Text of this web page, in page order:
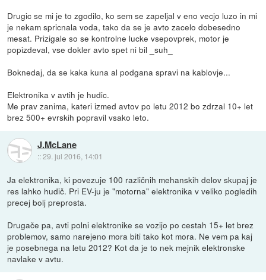
Drugic se mi je to zgodilo, ko sem se zapeljal v eno vecjo luzo in mi
je nekam spricnala voda, tako da se je avto zacelo dobesedno
mesat. Prizigale so se kontrolne lucke vsepovprek, motor je
popizdeval, vse dokler avto spet ni bil _suh_
Boknedaj, da se kaka kuna al podgana spravi na kablovje...
Elektronika v avtih je hudic.
Me prav zanima, kateri izmed avtov po letu 2012 bo zdrzal 10+ let
brez 500+ evrskih popravil vsako leto.
J.McLane
::29. jul 2016, 14:01
Ja elektronika, ki povezuje 100 različnih mehanskih delov skupaj je
res lahko hudič. Pri EV-ju je "motorna" elektronika v veliko pogledih
precej bolj preprosta.
Drugače pa, avti polni elektronike se vozijo po cestah 15+ let brez
problemov, samo narejeno mora biti tako kot mora. Ne vem pa kaj
je posebnega na letu 2012? Kot da je to nek mejnik elektronske
navlake v avtu.